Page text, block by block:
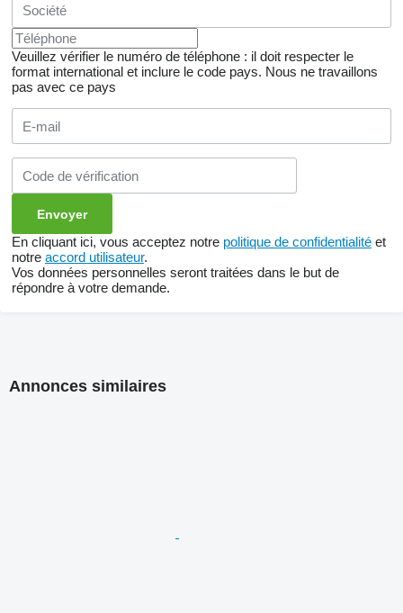
Veuillez vérifier le numéro de téléphone : il doit respecter le
format international et inclure le code pays. Nous ne travaillons
pas avec ce pays
En cliquant ici, vous acceptez notre politique de confidentialité et
notre accord utilisateur.
Vos données personnelles seront traitées dans le but de
répondre à votre demande.
Annonces similaires